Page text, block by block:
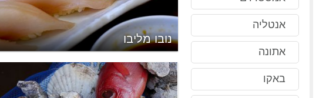
אנטליה
אתונה
באקו
נובו מליבו